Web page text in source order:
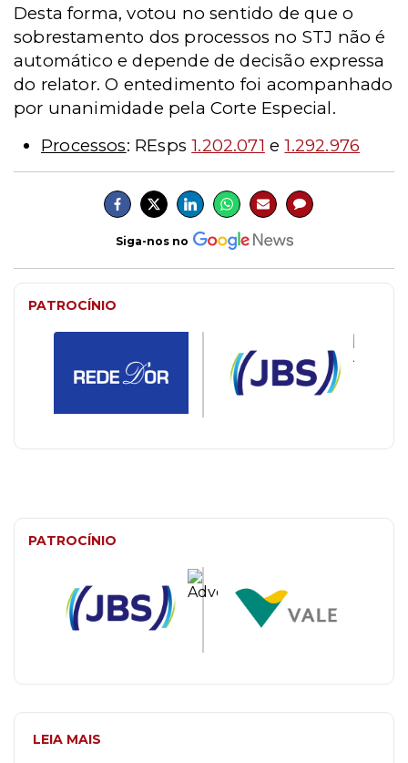
Desta forma, votou no sentido de que o
sobrestamento dos processos no STJ não é
automático e depende de decisão expressa
do relator. O entedimento foi acompanhado
por unanimidade pela Corte Especial.
Processos: REsps1.202.071 e1.292.976
Siga-nos no
PATROCÍNIO
PATROCÍNIO
LEIA MAIS